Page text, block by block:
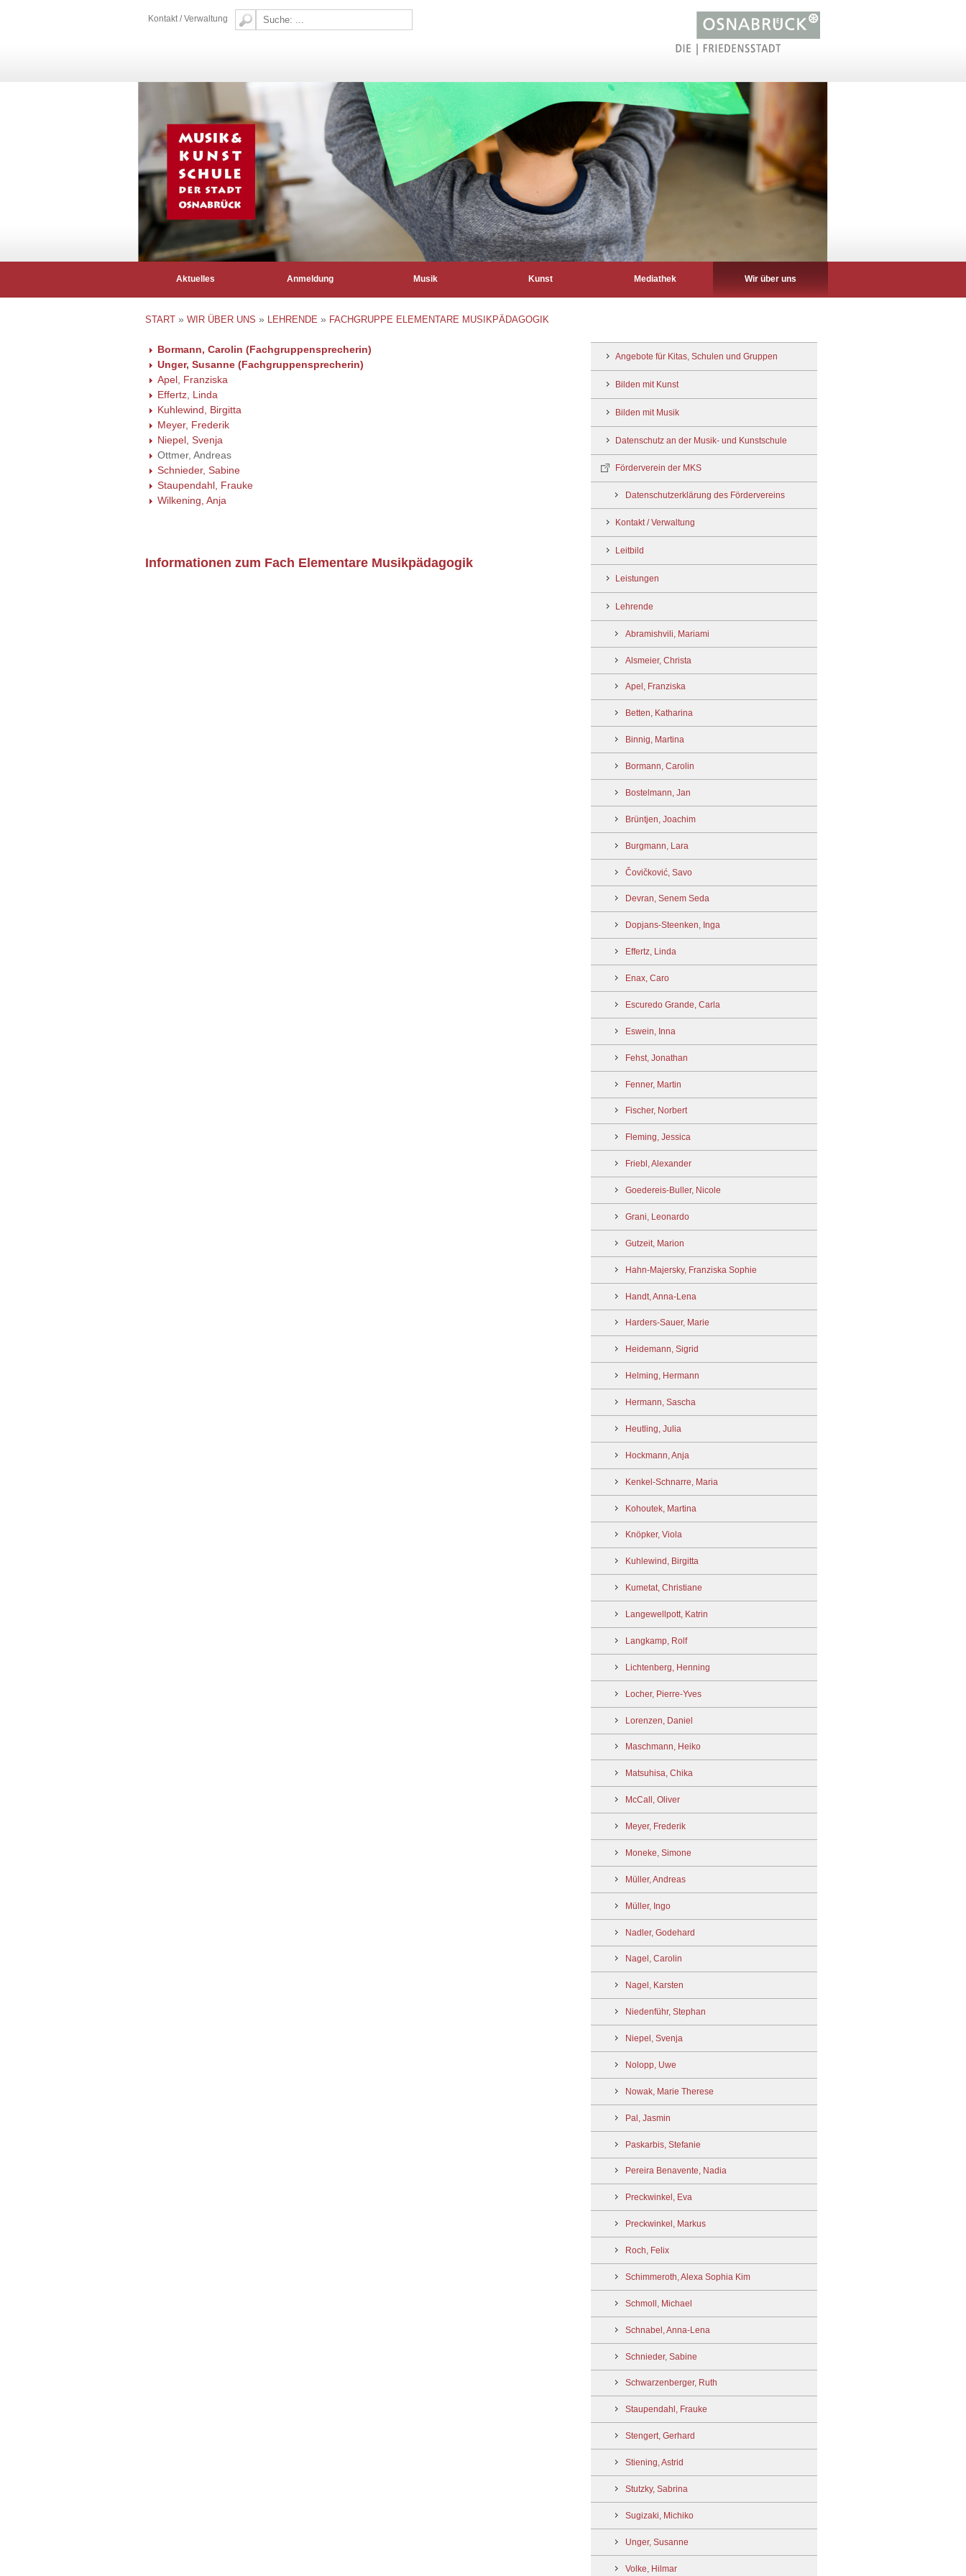
Kontakt / Verwaltung
Aktuelles Anmeldung Musik Kunst Mediathek Wir über uns
START » WIR ÜBER UNS » LEHRENDE » FACHGRUPPE ELEMENTARE MUSIKPÄDAGOGIK
Bormann, Carolin (Fachgruppensprecherin)
Unger, Susanne (Fachgruppensprecherin)
Apel, Franziska
Effertz, Linda
Kuhlewind, Birgitta
Meyer, Frederik
Niepel, Svenja
Ottmer, Andreas
Schnieder, Sabine
Staupendahl, Frauke
Wilkening, Anja
Informationen zum Fach Elementare Musikpädagogik
Angebote für Kitas, Schulen und Gruppen
Bilden mit Kunst
Bilden mit Musik
Datenschutz an der Musik- und Kunstschule
Förderverein der MKS
Datenschutzerklärung des Fördervereins
Kontakt / Verwaltung
Leitbild
Leistungen
Lehrende
Abramishvili, Mariami
Alsmeier, Christa
Apel, Franziska
Betten, Katharina
Binnig, Martina
Bormann, Carolin
Bostelmann, Jan
Brüntjen, Joachim
Burgmann, Lara
Čovičković, Savo
Devran, Senem Seda
Dopjans-Steenken, Inga
Effertz, Linda
Enax, Caro
Escuredo Grande, Carla
Eswein, Inna
Fehst, Jonathan
Fenner, Martin
Fischer, Norbert
Fleming, Jessica
Friebl, Alexander
Goedereis-Buller, Nicole
Grani, Leonardo
Gutzeit, Marion
Hahn-Majersky, Franziska Sophie
Handt, Anna-Lena
Harders-Sauer, Marie
Heidemann, Sigrid
Helming, Hermann
Hermann, Sascha
Heutling, Julia
Hockmann, Anja
Kenkel-Schnarre, Maria
Kohoutek, Martina
Knöpker, Viola
Kuhlewind, Birgitta
Kumetat, Christiane
Langewellpott, Katrin
Langkamp, Rolf
Lichtenberg, Henning
Locher, Pierre-Yves
Lorenzen, Daniel
Maschmann, Heiko
Matsuhisa, Chika
McCall, Oliver
Meyer, Frederik
Moneke, Simone
Müller, Andreas
Müller, Ingo
Nadler, Godehard
Nagel, Carolin
Nagel, Karsten
Niedenführ, Stephan
Niepel, Svenja
Nolopp, Uwe
Nowak, Marie Therese
Pal, Jasmin
Paskarbis, Stefanie
Pereira Benavente, Nadia
Preckwinkel, Eva
Preckwinkel, Markus
Roch, Felix
Schimmeroth, Alexa Sophia Kim
Schmoll, Michael
Schnabel, Anna-Lena
Schnieder, Sabine
Schwarzenberger, Ruth
Staupendahl, Frauke
Stengert, Gerhard
Stiening, Astrid
Stutzky, Sabrina
Sugizaki, Michiko
Unger, Susanne
Volke, Hilmar